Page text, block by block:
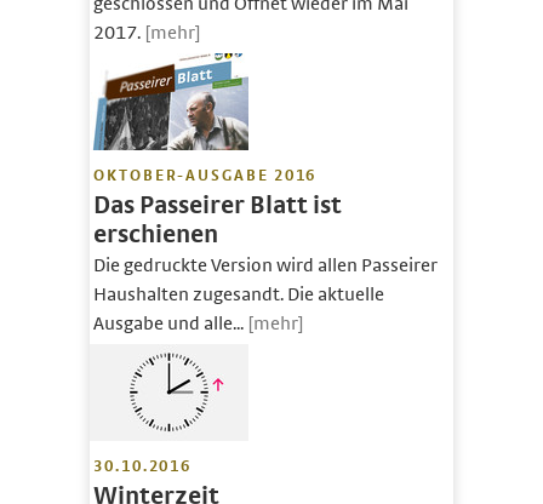
geschlossen und Öffnet wieder im Mai
2017. [mehr]
OKTOBER-AUSGABE 2016
Das Passeirer Blatt ist
erschienen
Die gedruckte Version wird allen Passeirer
Haushalten zugesandt. Die aktuelle
Ausgabe und alle... [mehr]
30.10.2016
Winterzeit